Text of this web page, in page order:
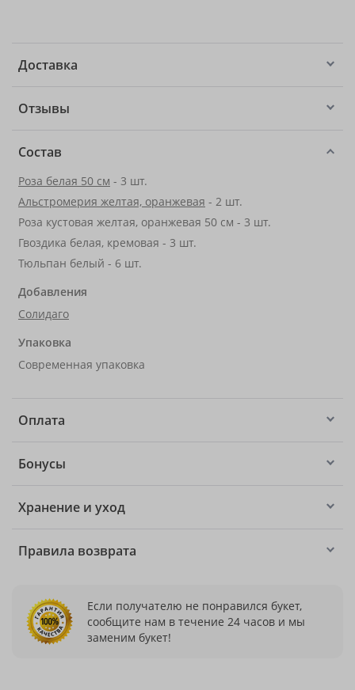
Доставка
Отзывы
Состав
Роза белая 50 см - 3 шт.
Альстромерия желтая, оранжевая - 2 шт.
Роза кустовая желтая, оранжевая 50 см - 3 шт.
Гвоздика белая, кремовая - 3 шт.
Тюльпан белый - 6 шт.
Добавления
Солидаго
Упаковка
Современная упаковка
Оплата
Бонусы
Хранение и уход
Правила возврата
Если получателю не понравился букет,
сообщите нам в течение 24 часов и мы
заменим букет!